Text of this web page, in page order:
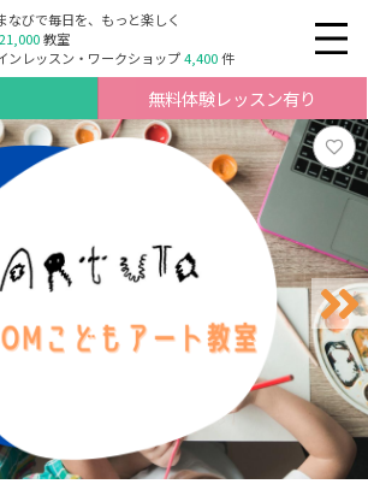
なびで毎日を、もっと楽しく
21,000教室
ンレッスン・ワークショップ4,400件
無料体験レッスン有り